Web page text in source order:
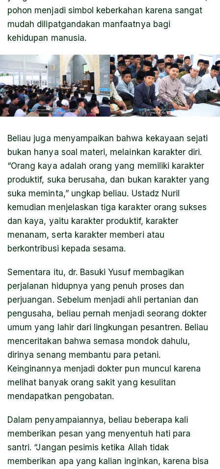
pohon menjadi simbol keberkahan karena sangat
mudah dilipatgandakan manfaatnya bagi
kehidupan manusia.
Beliau juga menyampaikan bahwa kekayaan sejati
bukan hanya soal materi, melainkan karakter diri.
“Orang kaya adalah orang yang memiliki karakter
produktif, suka berusaha, dan bukan karakter yang
suka meminta,” ungkap beliau. Ustadz Nuril
kemudian menjelaskan tiga karakter orang sukses
dan kaya, yaitu karakter produktif, karakter
menanam, serta karakter memberi atau
berkontribusi kepada sesama.
Sementara itu, dr. Basuki Yusuf membagikan
perjalanan hidupnya yang penuh proses dan
perjuangan. Sebelum menjadi ahli pertanian dan
pengusaha, beliau pernah menjadi seorang dokter
umum yang lahir dari lingkungan pesantren. Beliau
menceritakan bahwa semasa mondok dahulu,
dirinya senang membantu para petani.
Keinginannya menjadi dokter pun muncul karena
melihat banyak orang sakit yang kesulitan
mendapatkan pengobatan.
Dalam penyampaiannya, beliau beberapa kali
memberikan pesan yang menyentuh hati para
santri. “Jangan pesimis ketika Allah tidak
memberikan apa yang kalian inginkan, karena bisa